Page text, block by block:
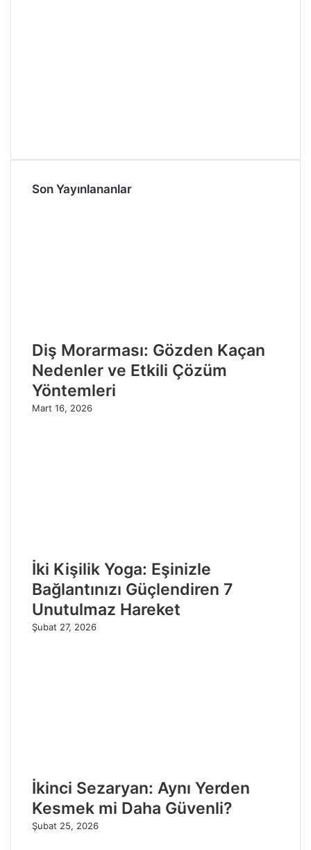
Son Yayınlananlar
Diş Morarması: Gözden Kaçan
Nedenler ve Etkili Çözüm
Yöntemleri
Mart 16, 2026
İki Kişilik Yoga: Eşinizle
Bağlantınızı Güçlendiren 7
Unutulmaz Hareket
Şubat 27, 2026
İkinci Sezaryan: Aynı Yerden
Kesmek mi Daha Güvenli?
Şubat 25, 2026